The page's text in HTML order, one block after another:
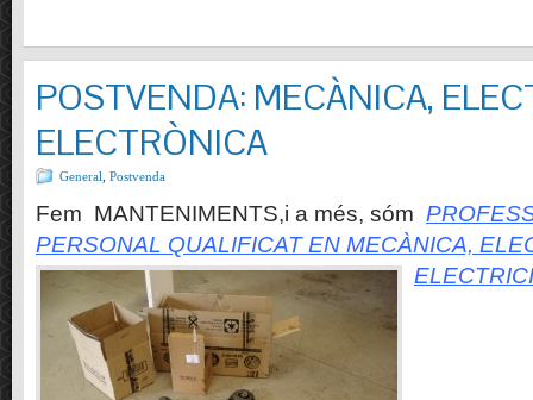
POSTVENDA: MECÀNICA,
ELECTRÒNICA
General Postvenda
Fem MANTENIMENTS,i a més, sóm
PERSONAL QUALIFICAT EN MECÀNICA,